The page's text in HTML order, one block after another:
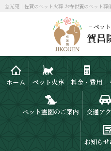
慈光苑｜佐賀のペット火葬 お寺供養のペット葬
− ペッ
賀昌
ホーム ペット火葬 料金・費用
ペット霊園のご案内 交通ア
お知ら